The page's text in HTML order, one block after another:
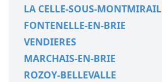
LA CELLE-SOUS-MONTMIRAIL
FONTENELLE-EN-BRIE
VENDIERES
MARCHAIS-EN-BRIE
ROZOY-BELLEVALLE